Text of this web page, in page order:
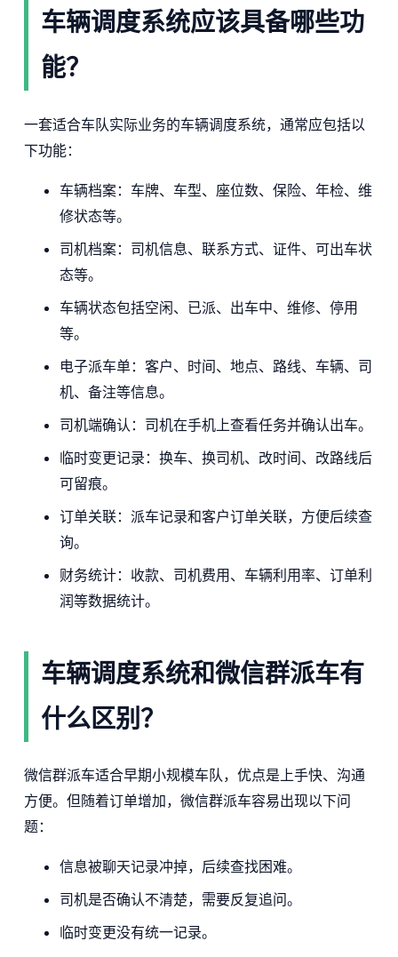
车辆调度系统应该具备哪些功
能？
一套适合车队实际业务的车辆调度系统，通常应包括以
下功能：
车辆档案：车牌、车型、座位数、保险、年检、维
修状态等。
司机档案：司机信息、联系方式、证件、可出车状
态等。
车辆状态包括空闲、已派、出车中、维修、停用
等。
电子派车单：客户、时间、地点、路线、车辆、司
机、备注等信息。
司机端确认：司机在手机上查看任务并确认出车。
临时变更记录：换车、换司机、改时间、改路线后
可留痕。
订单关联：派车记录和客户订单关联，方便后续查
询。
财务统计：收款、司机费用、车辆利用率、订单利
润等数据统计。
车辆调度系统和微信群派车有
什么区别？
微信群派车适合早期小规模车队，优点是上手快、沟通
方便。但随着订单增加，微信群派车容易出现以下问
题：
信息被聊天记录冲掉，后续查找困难。
司机是否确认不清楚，需要反复追问。
临时变更没有统一记录。